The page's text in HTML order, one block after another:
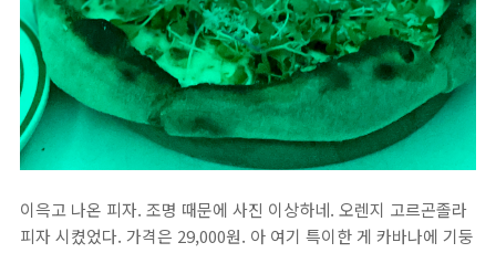
이윽고 나온 피자. 조명 때문에 사진 이상하네. 오렌지 고르곤졸라
피자 시켰었다. 가격은 29,000원. 아 여기 특이한 게 카바나에 기둥